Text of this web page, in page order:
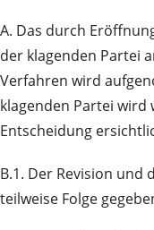
A. Das durch
der klagenden Partei
Verfahren wird
klagenden Partei wird
Entscheidung
B.1. Der Revision und
teilweise Folge